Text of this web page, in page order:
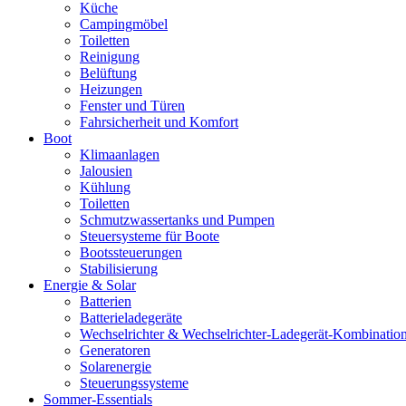
Küche
Campingmöbel
Toiletten
Reinigung
Belüftung
Heizungen
Fenster und Türen
Fahrsicherheit und Komfort
Boot
Klimaanlagen
Jalousien
Kühlung
Toiletten
Schmutzwassertanks und Pumpen
Steuersysteme für Boote
Bootssteuerungen
Stabilisierung
Energie & Solar
Batterien
Batterieladegeräte
Wechselrichter & Wechselrichter-Ladegerät-
Generatoren
Solarenergie
Steuerungssysteme
Sommer-Essentials